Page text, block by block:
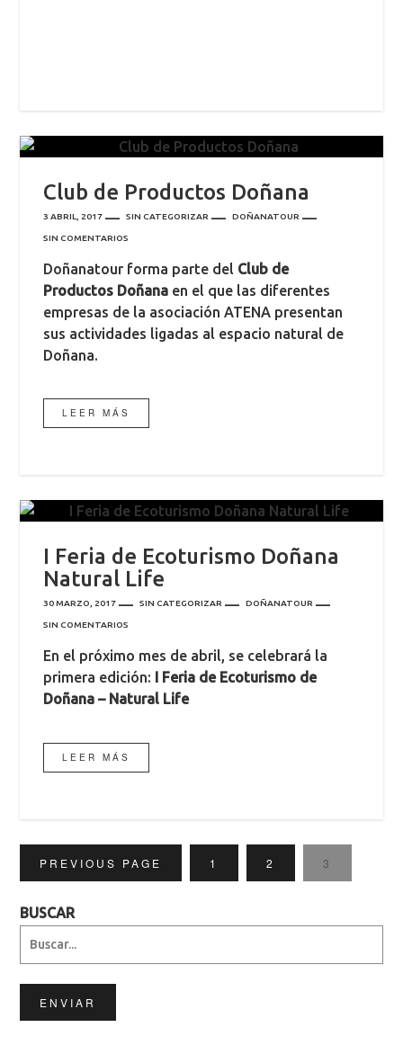
Club de Productos Doñana
3 ABRIL, 2017 SIN CATEGORIZAR DOÑANATOUR
SIN COMENTARIOS
Doñanatour forma parte del Club de
Productos Doñana en el que las diferentes
empresas de la asociación ATENA presentan
sus actividades ligadas al espacio natural de
Doñana.
LEER MÁS
I Feria de Ecoturismo Doñana
Natural Life
30 MARZO, 2017 SIN CATEGORIZAR DOÑANATOUR
SIN COMENTARIOS
En el próximo mes de abril, se celebrará la
primera edición:
I Feria de Ecoturismo de
Doñana – Natural Life
LEER MÁS
PREVIOUS PAGE 1 2 3
BUSCAR
ENVIAR